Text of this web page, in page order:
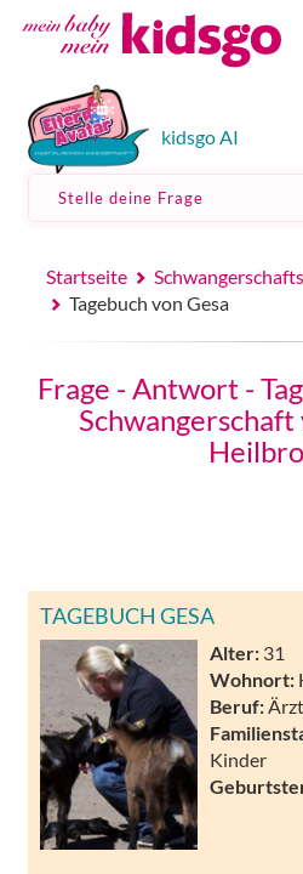
kidsgo AI
Stelle deine Frage
Startseite
Tagebuch von Gesa
Frage - Antwort -
Schwangerschaft
TAGEBUCH GESA
Alter: 31
Wohnort:
Beruf:
Kinder